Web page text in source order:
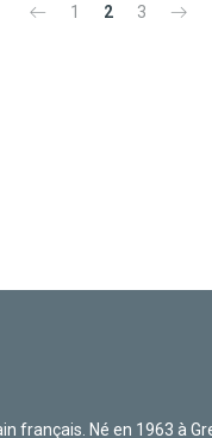
1 2 3
français. Né en 1963 à